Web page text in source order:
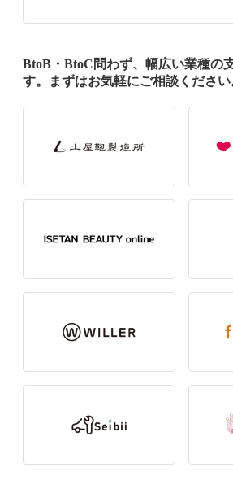
BtoB・BtoC問わず、幅広い業種の
す。まずはお気軽にご相談ください